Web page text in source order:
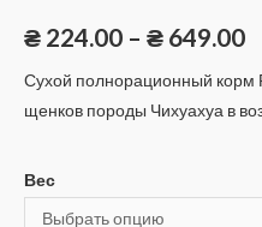
₴ 224.00 – ₴ 649.00
Сухой полнорационный корм
щенков породы Чихуахуа в
Вес